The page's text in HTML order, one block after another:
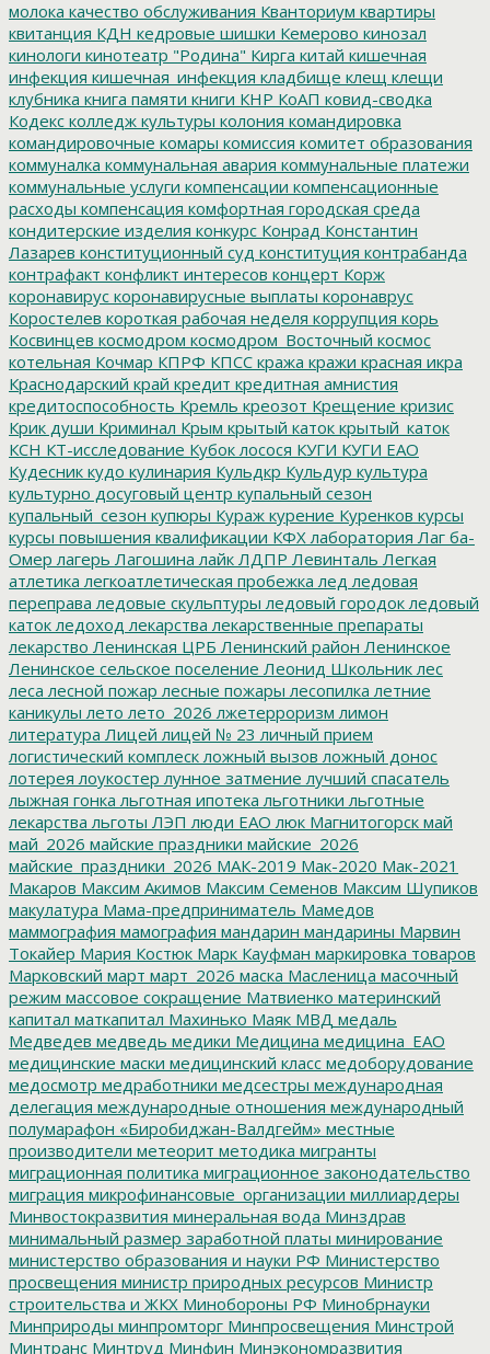
молока качество обслуживания Кванториум квартиры
квитанция КДН кедровые шишки Кемерово кинозал
кинологи кинотеатр "Родина" Кирга китай кишечная
инфекция кишечная_инфекция кладбище клещ клещи
клубника книга памяти книги КНР КоАП ковид-сводка
Кодекс колледж культуры колония командировка
командировочные комары комиссия комитет образования
коммуналка коммунальная авария коммунальные платежи
коммунальные услуги компенсации компенсационные
расходы компенсация комфортная городская среда
кондитерские изделия конкурс Конрад Константин
Лазарев конституционный суд конституция контрабанда
контрафакт конфликт интересов концерт Корж
коронавирус коронавирусные выплаты коронаврус
Коростелев короткая рабочая неделя коррупция корь
Косвинцев космодром космодром_Восточный космос
котельная Кочмар КПРФ КПСС кража кражи красная икра
Краснодарский край кредит кредитная амнистия
кредитоспособность Кремль креозот Крещение кризис
Крик души Криминал Крым крытый каток крытый_каток
КСН КТ-исследование Кубок лосося КУГИ КУГИ ЕАО
Кудесник кудо кулинария Кульдкр Кульдур культура
культурно досуговый центр купальный сезон
купальный_сезон купюры Кураж курение Куренков курсы
курсы повышения квалификации КФХ лаборатория Лаг ба-
Омер лагерь Лагошина лайк ЛДПР Левинталь Легкая
атлетика легкоатлетическая пробежка лед ледовая
переправа ледовые скульптуры ледовый городок ледовый
каток ледоход лекарства лекарственные препараты
лекарство Ленинская ЦРБ Ленинский район Ленинское
Ленинское сельское поселение Леонид Школьник лес
леса лесной пожар лесные пожары лесопилка летние
каникулы лето лето_2026 лжетерроризм лимон
литература Лицей лицей № 23 личный прием
логистический комплеск ложный вызов ложный донос
лотерея лоукостер лунное затмение лучший спасатель
лыжная гонка льготная ипотека льготники льготные
лекарства льготы ЛЭП люди ЕАО люк Магнитогорск май
май_2026 майские праздники майские_2026
майские_праздники_2026 МАК-2019 Мак-2020 Мак-2021
Макаров Максим Акимов Максим Семенов Максим Шупиков
макулатура Мама-предприниматель Мамедов
маммография мамография мандарин мандарины Марвин
Токайер Мария Костюк Марк Кауфман маркировка товаров
Марковский март март_2026 маска Масленица масочный
режим массовое сокращение Матвиенко материнский
капитал маткапитал Махинько Маяк МВД медаль
Медведев медведь медики Медицина медицина_ЕАО
медицинские маски медицинский класс медоборудование
медосмотр медработники медсестры международная
делегация международные отношения международный
полумарафон «Биробиджан-Валдгейм» местные
производители метеорит методика мигранты
миграционная политика миграционное законодательство
миграция микрофинансовые_организации миллиардеры
Минвостокразвития минеральная вода Минздрав
минимальный размер заработной платы минирование
министерство образования и науки РФ Министерство
просвещения министр природных ресурсов Министр
строительства и ЖКХ Минобороны РФ Минобрнауки
Минприроды минпромторг Минпросвещения Минстрой
Минтранс Минтруд Минфин Минэкономразвития